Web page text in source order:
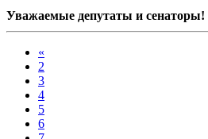
Уважаемые депутаты и сенаторы!
«
2
3
4
5
6